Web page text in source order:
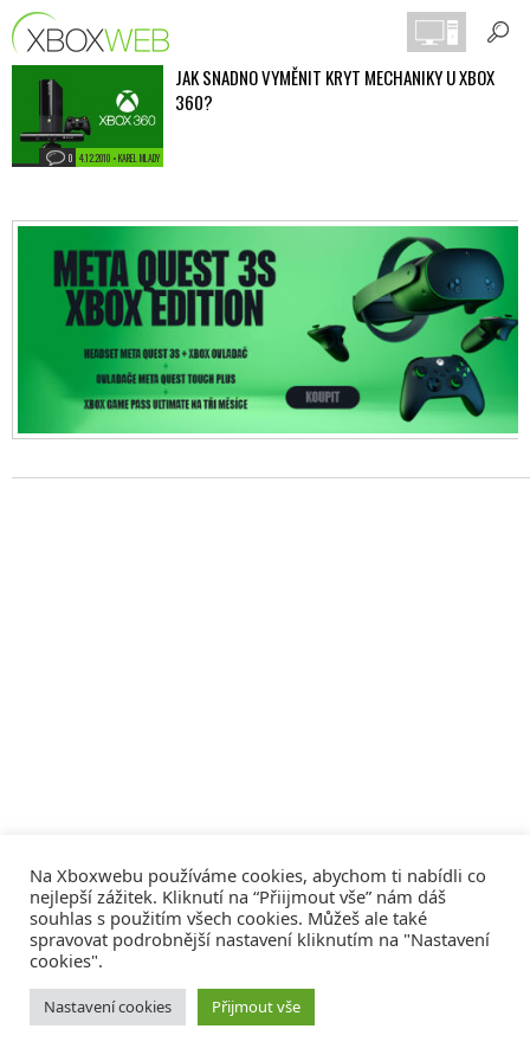
4.12.2010 • KAREL MLADY
0
JAK SNADNO VYMĚNIT KRYT MECHANIKY U XBOX
360?
Tvorba webů a sociální služby
Reklama – Inzerce –
Na Xboxwebu používáme cookies, abychom ti nabídli co
nejlepší zážitek. Kliknutí na “Přiijmout vše” nám dáš
souhlas s použitím všech cookies. Můžeš ale také
spravovat podrobnější nastavení kliknutím na "Nastavení
cookies".
Nastavení cookies Přijmout vše